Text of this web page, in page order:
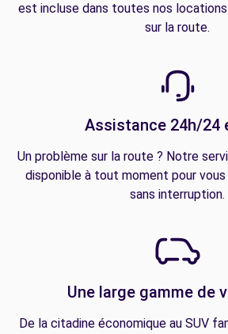
est incluse dans toutes nos
sur la route.
Assistance 24h/24
Un problème sur la route ? Notre
disponible à tout moment pour vous
sans interruption.
Une large gamme de
De la citadine économique au SUV